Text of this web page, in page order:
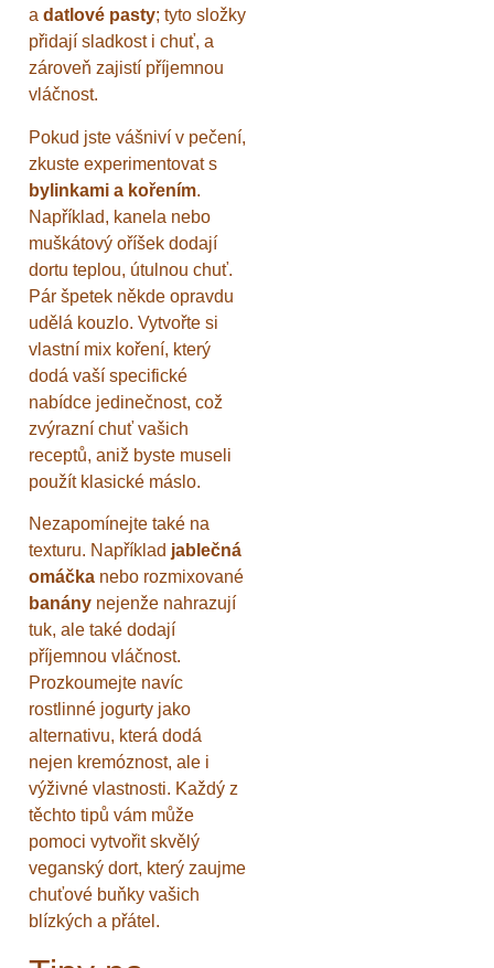
a datlové pasty; tyto složky
přidají sladkost i chuť, a
zároveň zajistí příjemnou
vláčnost.
Pokud jste vášniví v pečení,
zkuste experimentovat s
bylinkami a kořením.
Například, kanela nebo
muškátový oříšek dodají
dortu teplou, útulnou chuť.
Pár špetek někde opravdu
udělá kouzlo. Vytvořte si
vlastní mix koření, který
dodá vaší specifické
nabídce jedinečnost, což
zvýrazní chuť vašich
receptů, aniž byste museli
použít klasické máslo.
Nezapomínejte také na
texturu. Například jablečná
omáčka nebo rozmixované
banány nejenže nahrazují
tuk, ale také dodají
příjemnou vláčnost.
Prozkoumejte navíc
rostlinné jogurty jako
alternativu, která dodá
nejen kremóznost, ale i
výživné vlastnosti. Každý z
těchto tipů vám může
pomoci vytvořit skvělý
veganský dort, který zaujme
chuťové buňky vašich
blízkých a přátel.